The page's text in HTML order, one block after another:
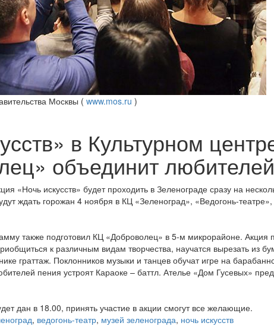
Москвы ( www.mos.ru )
в Культурном
объединит
«Ночь искусств» будет проходить в Зеленограде сразу на
ждать горожан 4 ноября в КЦ «Зеленоград», «Ведогонь-
также подготовил КЦ «Доброволец» в 5-м микрорайоне. Акция
к различным видам творчества, научатся вырезать из
граттаж. Поклонников музыки и танцев обучат игре на
пения устроят Караоке – баттл. Ателье «Дом Гусевых»
дан в 18.00, принять участие в акции смогут все желающие.
, ведогонь-театр, музей зеленограда, ночь искусств